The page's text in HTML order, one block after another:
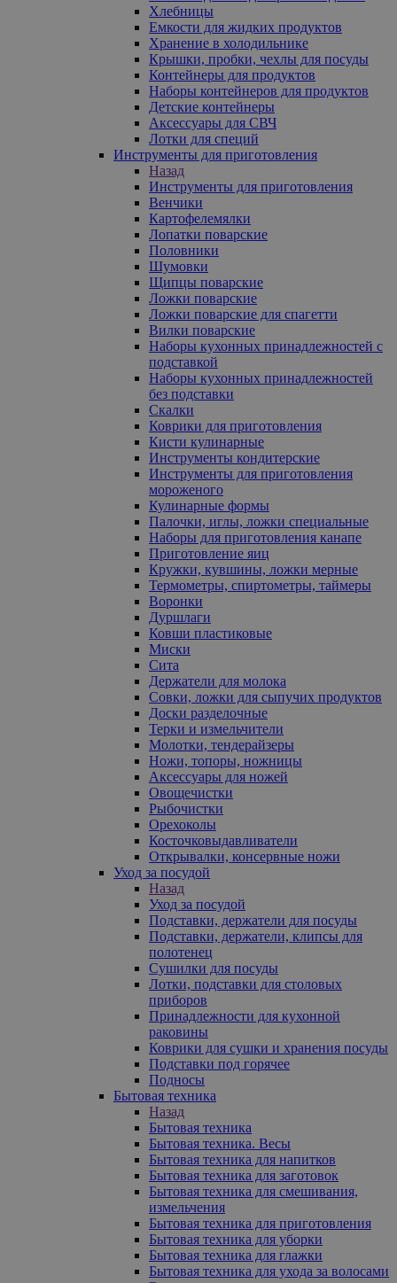
Хлебницы
Емкости для жидких продуктов
Хранение в холодильнике
Крышки, пробки, чехлы для посуды
Контейнеры для продуктов
Наборы контейнеров для продуктов
Детские контейнеры
Аксессуары для СВЧ
Лотки для специй
Инструменты для приготовления
Назад
Инструменты для приготовления
Венчики
Картофелемялки
Лопатки поварские
Половники
Шумовки
Щипцы поварские
Ложки поварские
Ложки поварские для спагетти
Вилки поварские
Наборы кухонных принадлежностей с
подставкой
Наборы кухонных принадлежностей
без подставки
Скалки
Коврики для приготовления
Кисти кулинарные
Инструменты кондитерские
Инструменты для приготовления
мороженого
Кулинарные формы
Палочки, иглы, ложки специальные
Наборы для приготовления канапе
Приготовление яиц
Кружки, кувшины, ложки мерные
Термометры, спиртометры, таймеры
Воронки
Дуршлаги
Ковши пластиковые
Миски
Сита
Держатели для молока
Совки, ложки для сыпучих продуктов
Доски разделочные
Терки и измельчители
Молотки, тендерайзеры
Ножи, топоры, ножницы
Аксессуары для ножей
Овощечистки
Рыбочистки
Орехоколы
Косточковыдавливатели
Открывалки, консервные ножи
Уход за посудой
Назад
Уход за посудой
Подставки, держатели для посуды
Подставки, держатели, клипсы для
полотенец
Сушилки для посуды
Лотки, подставки для столовых
приборов
Принадлежности для кухонной
раковины
Коврики для сушки и хранения посуды
Подставки под горячее
Подносы
Бытовая техника
Назад
Бытовая техника
Бытовая техника. Весы
Бытовая техника для напитков
Бытовая техника для заготовок
Бытовая техника для смешивания,
измельчения
Бытовая техника для приготовления
Бытовая техника для уборки
Бытовая техника для глажки
Бытовая техника для ухода за волосами